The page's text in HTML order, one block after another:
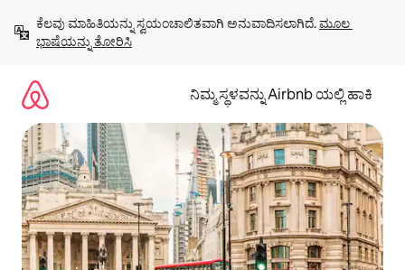
ಹೋಗಿ
ಕೆಲವು ಮಾಹಿತಿಯನ್ನು ಸ್ವಯಂಚಾಲಿತವಾಗಿ ಅನುವಾದಿಸಲಾಗಿದೆ. ಮೂಲ
ಭಾಷೆಯನ್ನು ತೋರಿಸಿ
ನಿಮ್ಮ ಸ್ಥಳವನ್ನು Airbnb ಯಲ್ಲಿ ಹಾಕಿ